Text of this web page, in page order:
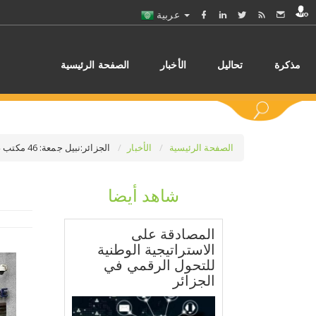
الصفحة الرئيسية الأخبار تحاليل مذكرة
الصفحة الرئيسية الأخبار الجزائر:نبيل جمعة: 46 مكتب صرف معتمد والإشكال في طرق تمويلها
شاهد أيضا
المصادقة على
الاستراتيجية الوطنية
للتحول الرقمي في
الجزائر